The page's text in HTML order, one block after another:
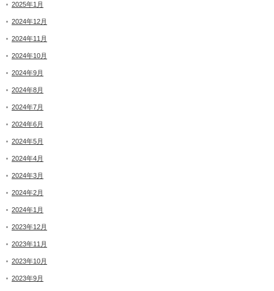
2025年1月
2024年12月
2024年11月
2024年10月
2024年9月
2024年8月
2024年7月
2024年6月
2024年5月
2024年4月
2024年3月
2024年2月
2024年1月
2023年12月
2023年11月
2023年10月
2023年9月